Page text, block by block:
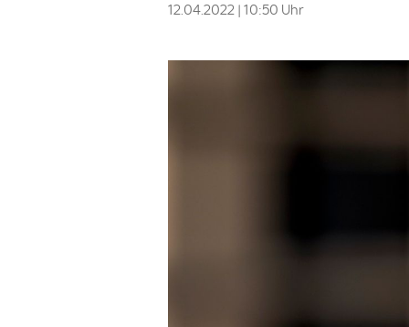
12.04.2022 | 10:50 Uhr